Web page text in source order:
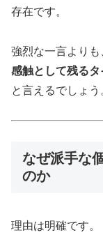
存在です。
強烈な一言よりも
感触として残るタ
と言えるでしょう
なぜ派手な
のか
理由は明確です。